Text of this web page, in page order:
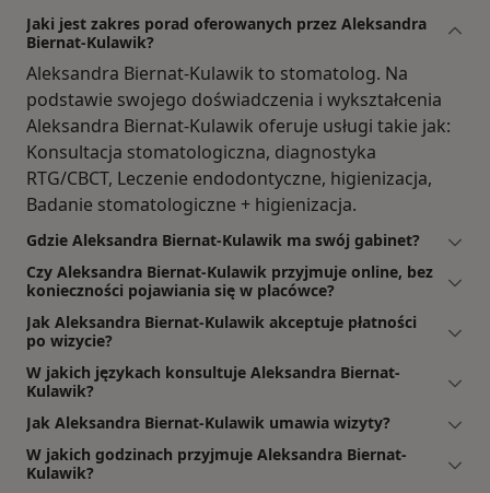
Jaki jest zakres porad oferowanych przez Aleksandra
Biernat-Kulawik?
Aleksandra Biernat-Kulawik to stomatolog. Na
podstawie swojego doświadczenia i wykształcenia
Aleksandra Biernat-Kulawik oferuje usługi takie jak:
Konsultacja stomatologiczna, diagnostyka
RTG/CBCT, Leczenie endodontyczne, higienizacja,
Badanie stomatologiczne + higienizacja.
Gdzie Aleksandra Biernat-Kulawik ma swój gabinet?
Czy Aleksandra Biernat-Kulawik przyjmuje online, bez
konieczności pojawiania się w placówce?
Jak Aleksandra Biernat-Kulawik akceptuje płatności
po wizycie?
W jakich językach konsultuje Aleksandra Biernat-
Kulawik?
Jak Aleksandra Biernat-Kulawik umawia wizyty?
W jakich godzinach przyjmuje Aleksandra Biernat-
Kulawik?